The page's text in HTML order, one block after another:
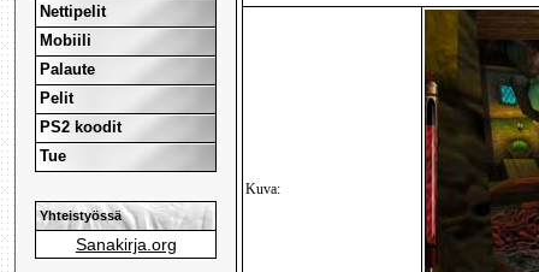
Nettipelit
Mobiili
Palaute
Pelit
PS2 koodit
Tue
Yhteistyössä
Sanakirja.org
Kuva: